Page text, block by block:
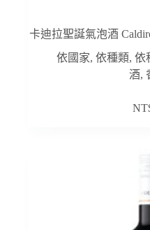
卡迪拉聖誕氣泡酒
依國家,依種類,依
酒,